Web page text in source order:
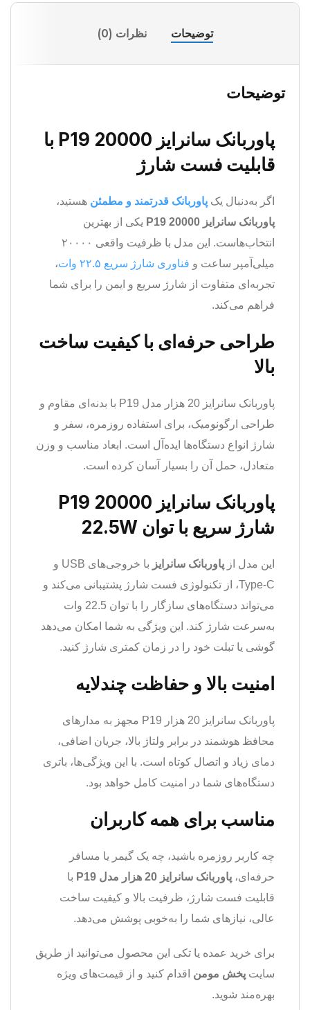
توضیحات نظرات (0)
توضیحات
پاوربانک سانرایز 20000 P19 با
قابلیت فست شارژ
اگر به‌دنبال یک پاوربانک قدرتمند و مطمئن هستید،
پاوربانک سانرایز 20000 P19
یکی از بهترین
انتخاب‌هاست. این مدل با ظرفیت واقعی ۲۰۰۰۰
میلی‌آمپر ساعت و فناوری شارژ سریع ۲۲.۵ وات
،
تجربه‌ای متفاوت از شارژ سریع و ایمن را برای شما
فراهم می‌کند.
طراحی حرفه‌ای با کیفیت ساخت
بالا
پاوربانک سانرایز 20 هزار مدل P19 با بدنه‌ای مقاوم و
طراحی ارگونومیک، برای استفاده روزمره، سفر و
شارژ انواع دستگاه‌ها ایده‌آل است. ابعاد مناسب و وزن
متعادل، حمل آن را بسیار آسان کرده است.
پاوربانک سانرایز 20000 P19
شارژ سریع با توان 22.5W
این مدل از پاوربانک سانرایز
با خروجی‌های USB و
Type-C، از تکنولوژی فست شارژ پشتیبانی می‌کند و
می‌تواند دستگاه‌های سازگار را با توان 22.5 وات
به‌سرعت شارژ کند. این ویژگی به شما امکان می‌دهد
گوشی یا تبلت خود را در زمان کمتری شارژ کنید.
امنیت بالا و حفاظت چندلایه
پاوربانک سانرایز 20 هزار P19 مجهز به مدارهای
محافظ هوشمند در برابر ولتاژ بالا، جریان اضافی،
دمای زیاد و اتصال کوتاه است. با این ویژگی‌ها، باتری
دستگاه‌های شما در امنیت کامل خواهد بود.
مناسب برای همه کاربران
چه کاربر روزمره باشید، چه یک گیمر یا مسافر
حرفه‌ای، پاوربانک سانرایز 20 هزار مدل P19
با
قابلیت فست شارژ، ظرفیت بالا و کیفیت ساخت
عالی، نیازهای شما را به‌خوبی پوشش می‌دهد.
برای خرید عمده یا تکی این محصول می‌توانید از طریق
سایت پخش مومن اقدام کنید و از قیمت‌های ویژه
بهره‌مند شوید.